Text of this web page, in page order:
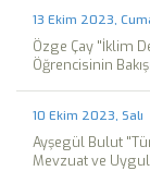
13 Ekim 2023,
Özge Çay "İklim
Öğrencisinin
10 Ekim 2023, Salı
Ayşegül Bulut
Mevzuat ve